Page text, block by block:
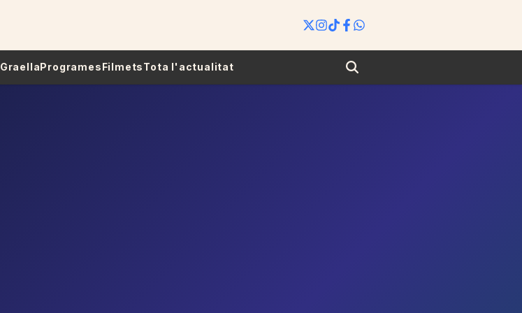
GraellaProgramesFilmetsTota l'actualitat Search